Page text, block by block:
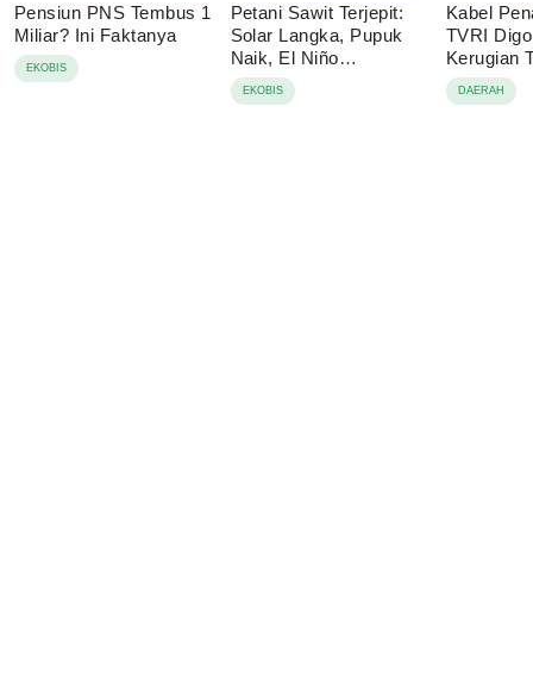
Pensiun PNS Tembus 1
Miliar? Ini Faktanya
EKOBIS
Petani Sawit Terjepit:
Solar Langka, Pupuk
Naik, El Niño
Mengancam
EKOBIS
Kabel
TVRI
Kerugian
Juta
DAERAH